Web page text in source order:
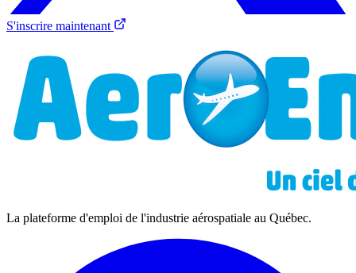
S'inscrire maintenant
La plateforme d'emploi de l'industrie aérospatiale au Québec.